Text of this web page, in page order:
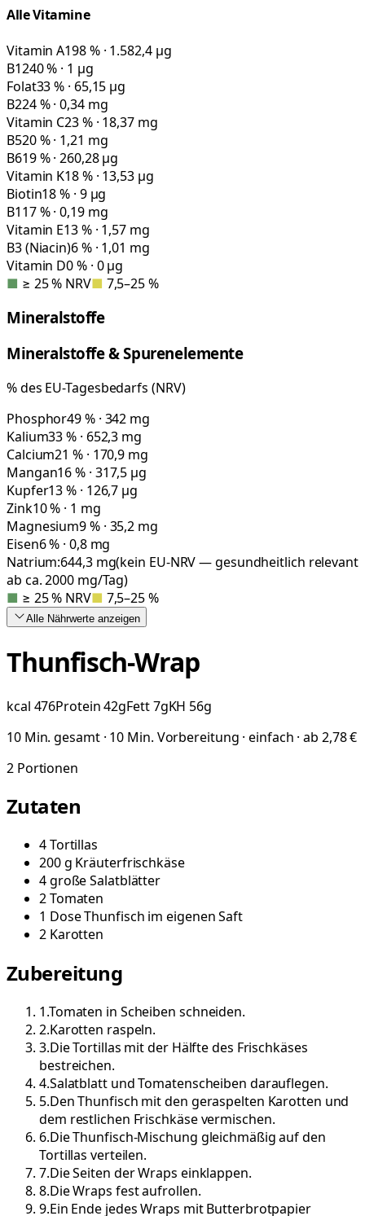
Alle Vitamine
Vitamin A198 % · 1.582,4 µg
B1240 % · 1 µg
Folat33 % · 65,15 µg
B224 % · 0,34 mg
Vitamin C23 % · 18,37 mg
B520 % · 1,21 mg
B619 % · 260,28 µg
Vitamin K18 % · 13,53 µg
Biotin18 % · 9 µg
B117 % · 0,19 mg
Vitamin E13 % · 1,57 mg
B3 (Niacin)6 % · 1,01 mg
Vitamin D0 % · 0 µg
■ ≥ 25 % NRV■ 7,5–25 %
Mineralstoffe
Mineralstoffe & Spurenelemente
% des EU-Tagesbedarfs (NRV)
Phosphor49 % · 342 mg
Kalium33 % · 652,3 mg
Calcium21 % · 170,9 mg
Mangan16 % · 317,5 µg
Kupfer13 % · 126,7 µg
Zink10 % · 1 mg
Magnesium9 % · 35,2 mg
Eisen6 % · 0,8 mg
Natrium:644,3mg(kein EU-NRV — gesundheitlich relevant
ab ca. 2000 mg/Tag)
■ ≥ 25 % NRV■ 7,5–25 %
Alle Nährwerte anzeigen
Thunfisch-Wrap
kcal 476Protein 42gFett7gKH 56g
10 Min. gesamt · 10 Min. Vorbereitung · einfach · ab 2,78 €
2 Portionen
Zutaten
4Tortillas
200g Kräuterfrischkäse
4großeSalatblätter
2Tomaten
1 DoseThunfisch im eigenen Saft
2 Karotten
Zubereitung
1.Tomaten in Scheiben schneiden.
2.Karotten raspeln.
3.Die Tortillas mit der Hälfte des Frischkäses
bestreichen.
4.Salatblatt und Tomatenscheiben darauflegen.
5.Den Thunfisch mit den geraspelten Karotten und
dem restlichen Frischkäse vermischen.
6.Die Thunfisch-Mischung gleichmäßig auf den
Tortillas verteilen.
7.Die Seiten der Wraps einklappen.
8.Die Wraps fest aufrollen.
9.Ein Ende jedes Wraps mit Butterbrotpapier